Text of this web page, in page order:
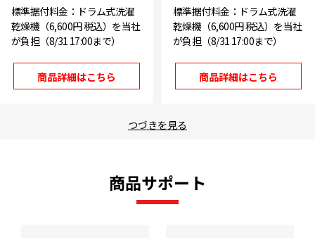
標準据付料金：ドラム式洗濯
乾燥機（6,600円 税込）を当社
が負担（8/31 17:00まで）
商品詳細はこちら
標準据付料金：ドラム式洗濯
乾燥機（6,600円 税込）を当社
が負担（8/31 17:00まで）
商品詳細はこちら
つづきを見る
商品サポート